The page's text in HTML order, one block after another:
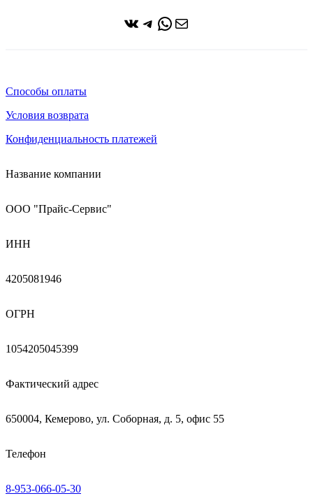
ВКонтакте
Telegram
WhatsApp
Почта
Способы оплаты
Условия возврата
Конфиденциальность платежей
Название компании
ООО "Прайс-Сервис"
ИНН
4205081946
ОГРН
1054205045399
Фактический адрес
650004, Кемерово, ул. Соборная, д. 5, офис 55
Телефон
8-953-066-05-30